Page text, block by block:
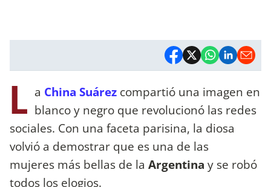
L a China Suárez compartió una imagen en
blanco y negro que revolucionó las redes
sociales. Con una faceta parisina, la diosa
volvió a demostrar que es una de las
mujeres más bellas de la Argentina y se robó
todos los elogios.